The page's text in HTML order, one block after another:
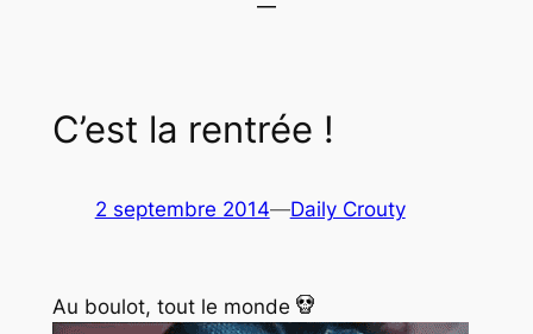
C’est la rentrée !
2 septembre 2014—Daily Crouty
Au boulot, tout le monde